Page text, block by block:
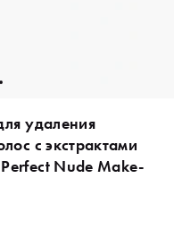
удаления
с экстрактами
Nude Make-